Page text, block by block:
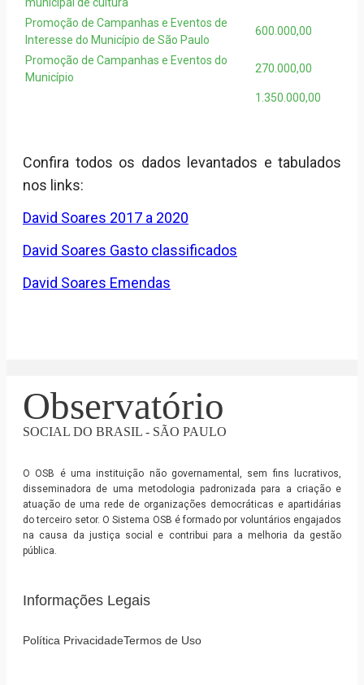
Promoção de Campanhas e Eventos de
Interesse do Município de São Paulo
600.000,00
Promoção de Campanhas e Eventos do
Município
270.000,00
1.350.000,00
Confira todos os dados levantados e tabulados
nos links:
David Soares 2017 a 2020
David Soares Gasto classificados
David Soares Emendas
Observatório
SOCIAL DO BRASIL - SÃO PAULO
O OSB é uma instituição não governamental, sem fins lucrativos,
disseminadora de uma metodologia padronizada para a criação e
atuação de uma rede de organizações democráticas e apartidárias
do terceiro setor. O Sistema OSB é formado por voluntários engajados
na causa da justiça social e contribui para a melhoria da gestão
pública.
Informações Legais
Política PrivacidadeTermos de Uso